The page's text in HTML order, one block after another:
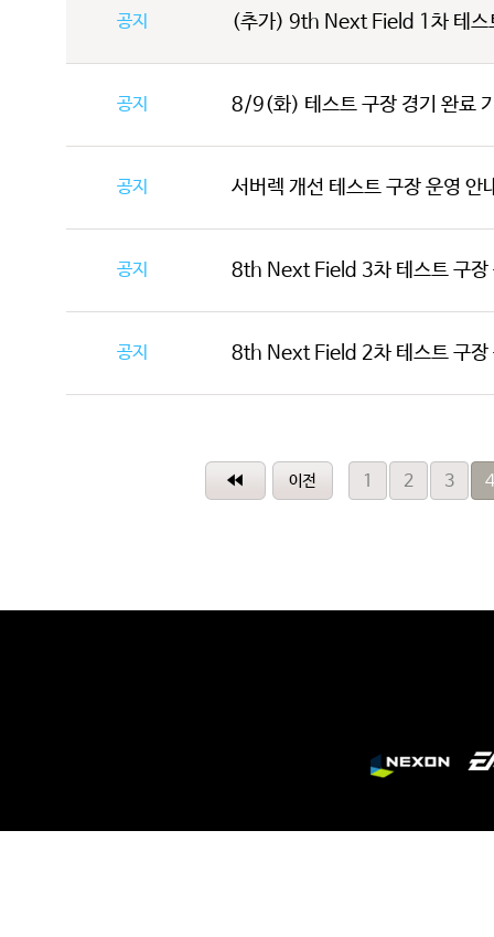
공지 (추가) 9th Next Field 1차 테스
공지 8/9(화) 테스트 구장 경기 완료
공지 서버렉 개선 테스트 구장 운영 안
공지 8th Next Field 3차 테스트 구장
공지 8th Next Field 2차 테스트 구장
1 2 3 4